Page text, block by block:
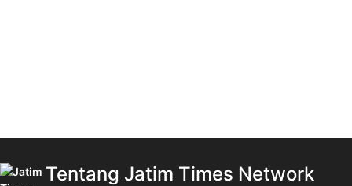
Tentang Jatim Times Network